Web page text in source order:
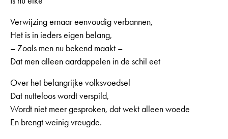
Verwijzing ernaar eenvoudig verbannen,
Het is in ieders eigen belang,
– Zoals men nu bekend maakt –
Dat men alleen aardappelen in de schil eet
Over het belangrijke volksvoedsel
Dat nutteloos wordt verspild,
Wordt niet meer gesproken, dat wekt alleen woede
En brengt weinig vreugde.